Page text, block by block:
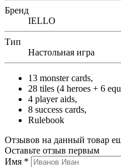
Бренд
IELLO
Тип
Настольная игра
13 monster cards,
28 tiles (4 heroes + 6
4 player aids,
8 success cards,
Rulebook
Отзывов на данный товар
Оставьте отзыв первым
Имя *